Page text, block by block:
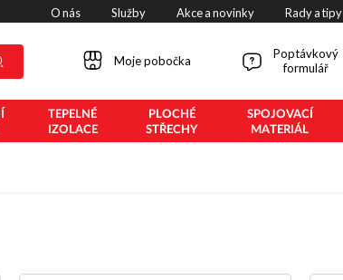
O nás Služby Akce a novinky Rady a tipy
Moje pobočka
Poptávkový
formulář
TEPELNÉ
IZOLACE
PLOCHÉ
STŘECHY
SPOJOVACÍ
MATERIÁL